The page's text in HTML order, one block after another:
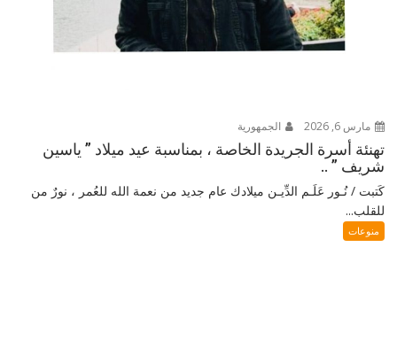
مارس 6, 2026 الجمهورية
تهنئة أسرة الجريدة الخاصة ، بمناسبة عيد ميلاد ” ياسين
شريف ” ..
كَتبت / نُـور عَلَـم الدِّيـن ميلادك عام جديد من نعمة الله للعُمر ، نورٌ من
للقلب...
منوعات